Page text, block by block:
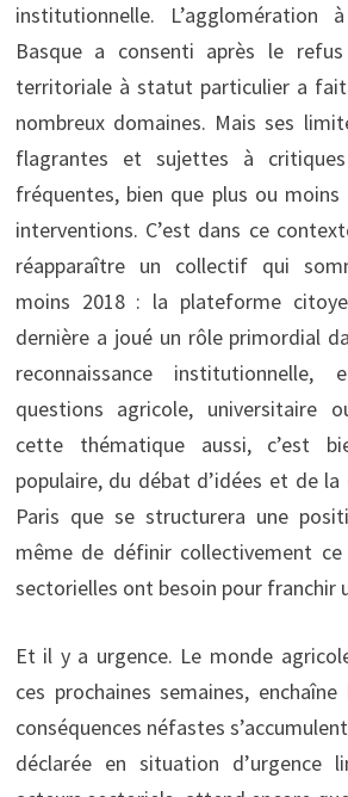
institutionnelle. L’agglomération
Basque a consenti après le
territoriale à statut particulier a fait
nombreux domaines. Mais ses
flagrantes et sujettes à
fréquentes, bien que plus ou
interventions. C’est dans ce
réapparaître un collectif qui
moins 2018 : la plateforme
dernière a joué un rôle primordial
reconnaissance
questions agricole, universitaire
cette thématique aussi, c’est
populaire, du débat d’idées et de
Paris que se structurera une
même de définir collectivement
sectorielles ont besoin pour franchir
Et il y a urgence. Le monde
ces prochaines semaines,
conséquences néfastes
déclarée en situation d’urgence